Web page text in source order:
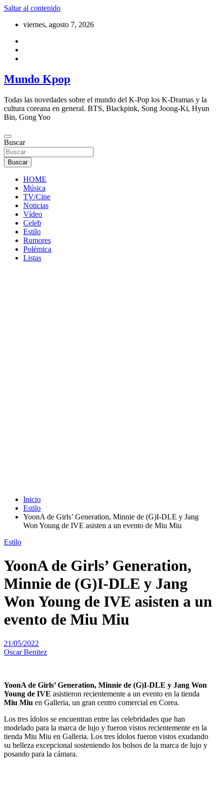
Saltar al contenido
viernes, agosto 7, 2026
Mundo Kpop
Todas las novedades sobre el mundo del K-Pop los K-Dramas y la
cultura coreana en general. BTS, Blackpink, Song Joong-Ki, Hyun
Bin, Gong Yoo
Buscar
Buscar
HOME
Música
TV/Cine
Noticias
Vídeo
Celeb
Estilo
Rumores
Polémica
Listas
Inicio
Estilo
YoonA de Girls’ Generation, Minnie de (G)I-DLE y Jang
Won Young de IVE asisten a un evento de Miu Miu
Estilo
YoonA de Girls’ Generation,
Minnie de (G)I-DLE y Jang
Won Young de IVE asisten a un
evento de Miu Miu
21/05/2022
Oscar Benitez
YoonA de Girls’ Generation, Minnie de (G)I-DLE y Jang Won
Young de IVE asistieron recientemente a un evento en la tienda
Miu Miu en Galleria, un gran centro comercial en Corea.
Los tres ídolos se encuentran entre las celebridades que han
modelado para la marca de lujo y fueron vistos recientemente en la
tienda Miu Miu en Galleria. Los tres ídolos fueron vistos exudando
su belleza excepcional sosteniendo los bolsos de la marca de lujo y
posando para la cámara.